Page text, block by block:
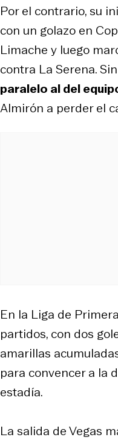
Por el contrario, su
con un golazo en
Limache y luego
contra La Serena.
paralelo al del
Almirón a perder el
En la Liga de
partidos, con dos
amarillas
para convencer a la
estadía.
La salida de Vegas